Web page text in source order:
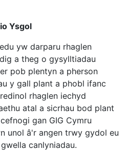
Ysgol
yw darparu rhaglen
a theg o gysylltiadau
pob plentyn a pherson
y gall plant a phobl ifanc
rhaglen iechyd
atal a sicrhau bod plant
gan GIG Cymru
unol â'r angen trwy gydol eu
canlyniadau.